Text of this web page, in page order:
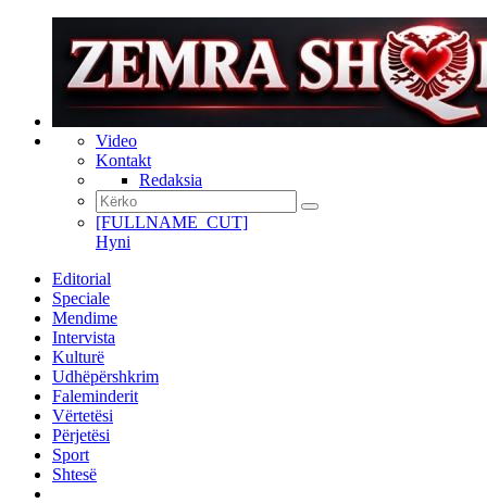
Video
Kontakt
Redaksia
[FULLNAME_CUT]
Hyni
Editorial
Speciale
Mendime
Intervista
Kulturë
Udhëpërshkrim
Faleminderit
Vërtetësi
Përjetësi
Sport
Shtesë